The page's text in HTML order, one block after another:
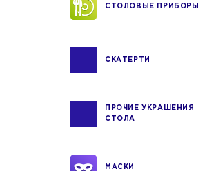
СТОЛОВЫЕ ПРИБОРЫ
СКАТЕРТИ
ПРОЧИЕ УКРАШЕНИЯ
СТОЛА
МАСКИ